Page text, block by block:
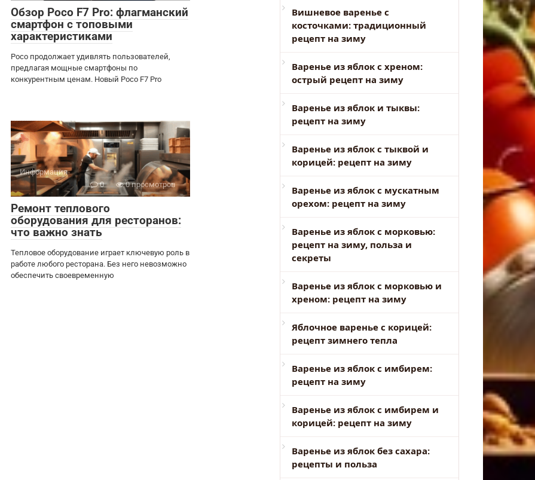
Обзор Poco F7 Pro: флагманский
смартфон с топовыми
характеристиками
Poco продолжает удивлять пользователей,
предлагая мощные смартфоны по
конкурентным ценам. Новый Poco F7 Pro
Информация
0
0 просмотров
Ремонт теплового
оборудования для ресторанов:
что важно знать
Тепловое оборудование играет ключевую роль в
работе любого ресторана. Без него невозможно
обеспечить своевременную
Вишневое варенье с
косточками: традиционный
рецепт на зиму
Варенье из яблок с хреном:
острый рецепт на зиму
Варенье из яблок и тыквы:
рецепт на зиму
Варенье из яблок с тыквой и
корицей: рецепт на зиму
Варенье из яблок с мускатным
орехом: рецепт на зиму
Варенье из яблок с морковью:
рецепт на зиму, польза и
секреты
Варенье из яблок с морковью и
хреном: рецепт на зиму
Яблочное варенье с корицей:
рецепт зимнего тепла
Варенье из яблок с имбирем:
рецепт на зиму
Варенье из яблок с имбирем и
корицей: рецепт на зиму
Варенье из яблок без сахара:
рецепты и польза